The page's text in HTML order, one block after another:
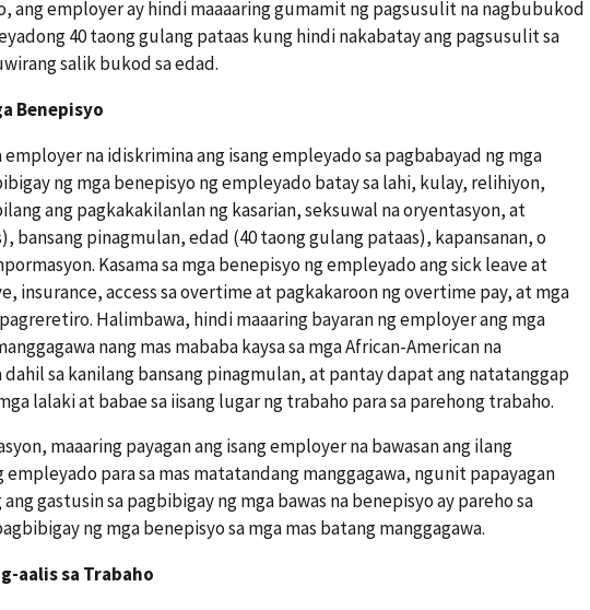
ang employer ay hindi maaaaring gumamit ng pagsusulit na nagbubukod
40 taong gulang pataas kung hindi nakabatay ang pagsusulit sa
salik bukod sa edad.
Benepisyo
employer na idiskrimina ang isang empleyado sa pagbabayad ng mga
ng mga benepisyo ng empleyado batay sa lahi, kulay, relihiyon,
ang pagkakakilanlan ng kasarian, seksuwal na oryentasyon, at
bansang pinagmulan, edad (40 taong gulang pataas), kapansanan, o
Kasama sa mga benepisyo ng empleyado ang sick leave at
insurance, access sa overtime at pagkakaroon ng overtime pay, at mga
Halimbawa, hindi maaaring bayaran ng employer ang mga
nang mas mababa kaysa sa mga African-American na
dahil sa kanilang bansang pinagmulan, at pantay dapat ang natatanggap
lalaki at babae sa iisang lugar ng trabaho para sa parehong trabaho.
maaaring payagan ang isang employer na bawasan ang ilang
empleyado para sa mas matatandang manggagawa, ngunit papayagan
gastusin sa pagbibigay ng mga bawas na benepisyo ay pareho sa
ng mga benepisyo sa mga mas batang manggagawa.
aalis sa Trabaho